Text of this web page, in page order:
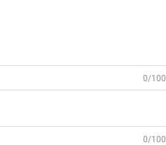
0/100
0/100